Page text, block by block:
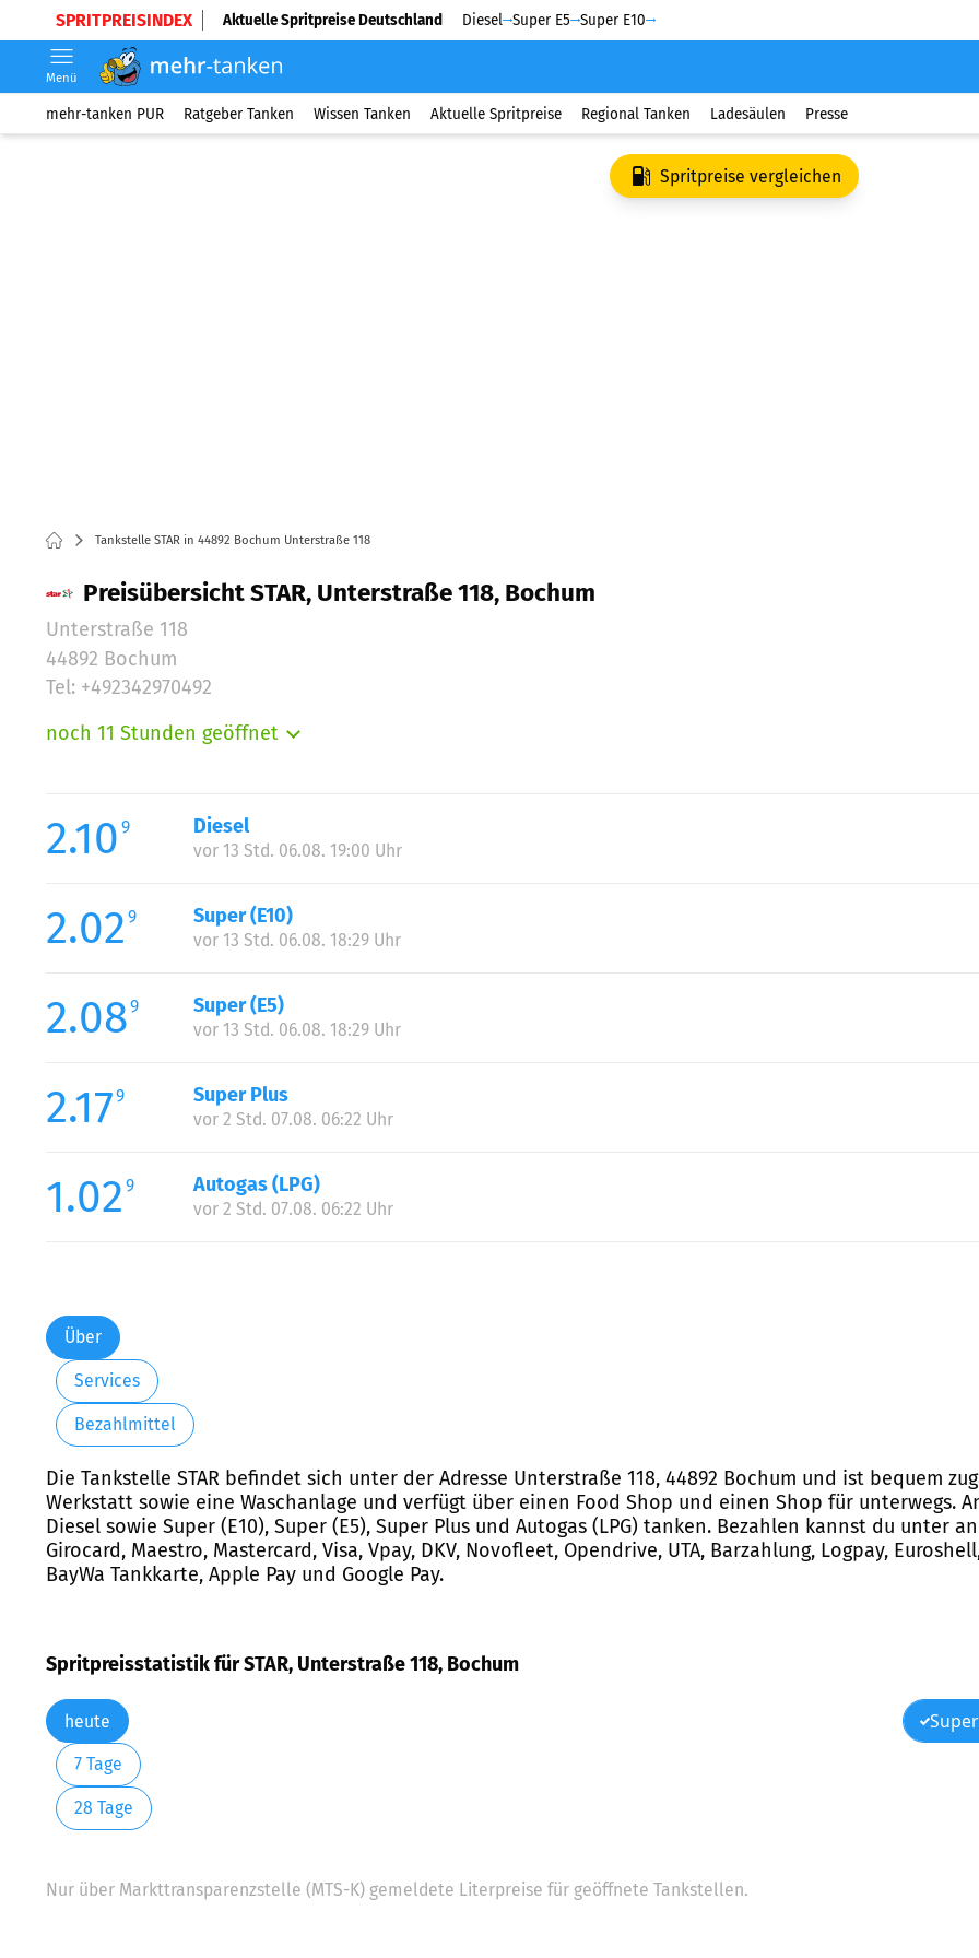
SPRITPREISINDEX Aktuelle Spritpreise Deutschland Diesel Super E5 Super E10
Menü
mehr-tanken PUR Ratgeber Tanken Wissen Tanken Aktuelle Spritpreise Regional Tanken Ladesäulen Presse
Spritpreise vergleichen
Tankstelle STAR in 44892 Bochum Unterstraße 118
Preisübersicht STAR, Unterstraße 118, Bochum
Unterstraße 118
44892 Bochum
Tel: +492342970492
noch 11 Stunden geöffnet
Mittwoch:
Donnerstag:
Samstag:
Sonntag:
2.10 9 Diesel
vor 13 Std. 06.08. 19:00 Uhr
2.02 9 Super (E10)
vor 13 Std. 06.08. 18:29 Uhr
2.089 Super (E5)
vor 13 Std. 06.08. 18:29 Uhr
2.179 Super Plus
vor 2 Std. 07.08. 06:22 Uhr
1.02 9 Autogas (LPG)
vor 2 Std. 07.08. 06:22 Uhr
Über
Services
Bezahlmittel
Die Tankstelle STAR befindet sich unter der Adresse Unterstraße 118, 44892 Bochum und ist bequem
Werkstatt sowie eine Waschanlage und verfügt über einen Food Shop und einen Shop für unterwegs.
Diesel sowie Super (E10), Super (E5), Super Plus und Autogas (LPG) tanken. Bezahlen kannst du unter
Girocard, Maestro, Mastercard, Visa, Vpay, DKV, Novofleet, Opendrive, UTA, Barzahlung, Logpay,
BayWa Tankkarte, Apple Pay und Google Pay.
Spritpreisstatistik für STAR, Unterstraße 118, Bochum
heute
7 Tage
28 Tage
Nur über Markttransparenzstelle (MTS-K) gemeldete Literpreise für geöffnete Tankstellen.